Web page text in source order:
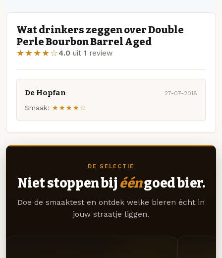
Wat drinkers zeggen over Double
Perle Bourbon Barrel Aged
★★★★☆4.0 uit 1 review
De Hopfan 27-07-2018
Smaak: ★★★★☆
DE SELECTIE
Niet stoppen bij ééngoed bier.
Doe de smaaktest en ontdek welke bieren écht in
jouw straatje liggen.